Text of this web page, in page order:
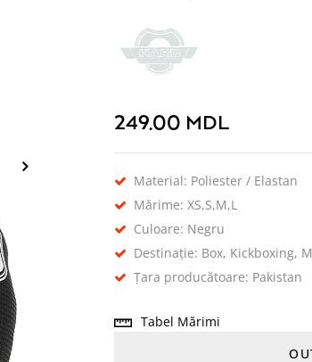
249.00 MDL
Material: Poliester / Elastan
Mărime: XS,S,M,L
Culoare: Negru
Destinație: Box, Kickboxing,
Țara producătoare: Pakistan
Tabel Mărimi